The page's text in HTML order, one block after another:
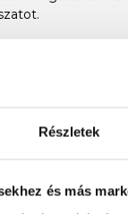
Részletek
és más
meg a